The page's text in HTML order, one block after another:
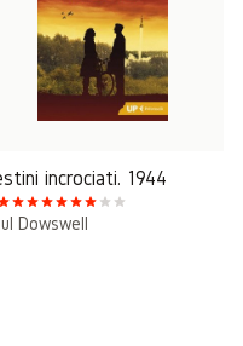
incrociati. 1944
Dowswell